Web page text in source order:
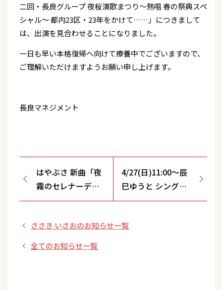
二回・長良グループ 夜桜演歌まつり～熱唱 春の祭典スペ
シャル～ 都内23区・23年をかけて……」につきまして
は、出演を見合わせることになりました。
一日も早い本格復帰へ向けて療養中でございますので、
ご理解いただけますようお願い申し上げます。
長良マネジメント
はやぶさ 新曲「夜
霧のセレナーデ」
新曲発売決定記念
ニライブ【4月後
半】
4/27(日)11:00～辰
巳ゆうと シングル
「運命の夏」発売記
定！【宇土シティモ
ささき いさおのお知らせ一覧
全てのお知らせ一覧